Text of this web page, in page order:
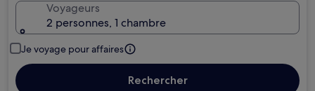
Voyageurs
2 personnes, 1 chambre
Je voyage pour affaires
Rechercher